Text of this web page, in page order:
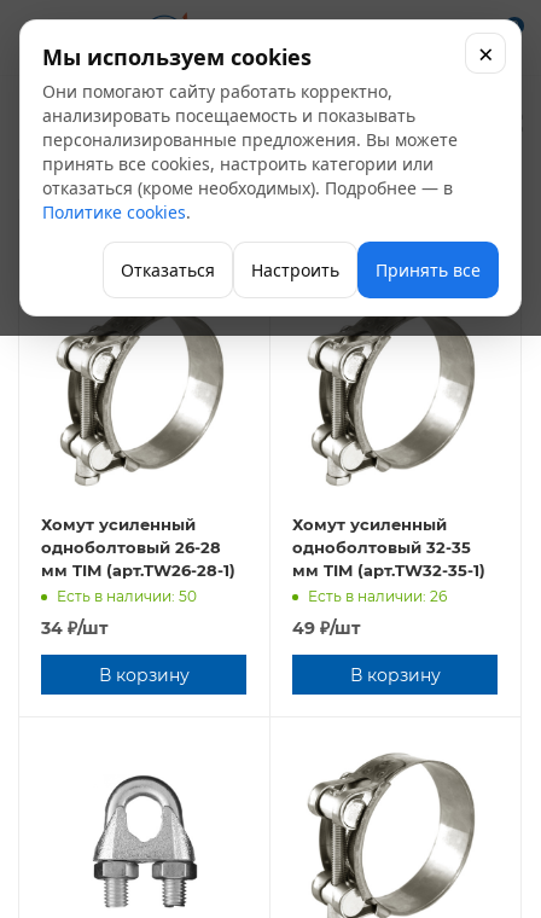
0
Хомуты и стяжки 37
Скобяные изделия
Хомут усиленный
oднoбoлтовый 26-28
мм TIM (арт.TW26-28-1)
Есть в наличии: 50
34 ₽/шт
В корзину
Хомут усиленный
oднoбoлтовый 32-35
мм TIM (арт.TW32-35-1)
Есть в наличии: 26
49 ₽/шт
В корзину
Мы используем cookies
Они помогают сайту работать корректно,
анализировать посещаемость и показывать
персонализированные предложения. Вы можете
принять все cookies, настроить категории или
отказаться (кроме необходимых). Подробнее — в
Политике cookies.
Отказаться Настроить Принять все
×